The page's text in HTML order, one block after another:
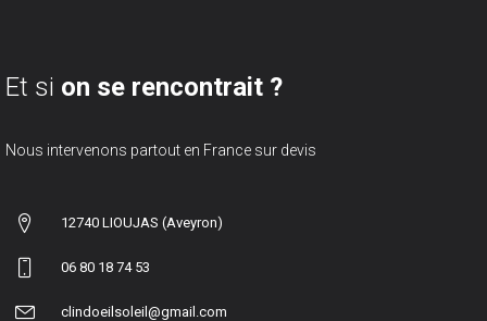
Et si on se rencontrait ?
Nous intervenons partout en France sur devis
12740 LIOUJAS (Aveyron)
06 80 18 74 53
clindoeilsoleil@gmail.com